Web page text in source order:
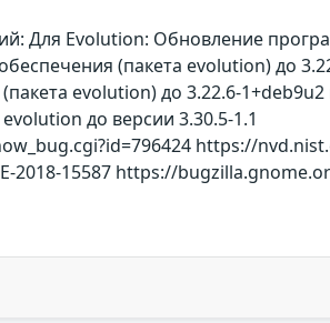
Для Evolution: Обновление
(пакета evolution) до
evolution) до 3.22.6-
до версии 3.30.5-1.1
https://
2018-15587 https://